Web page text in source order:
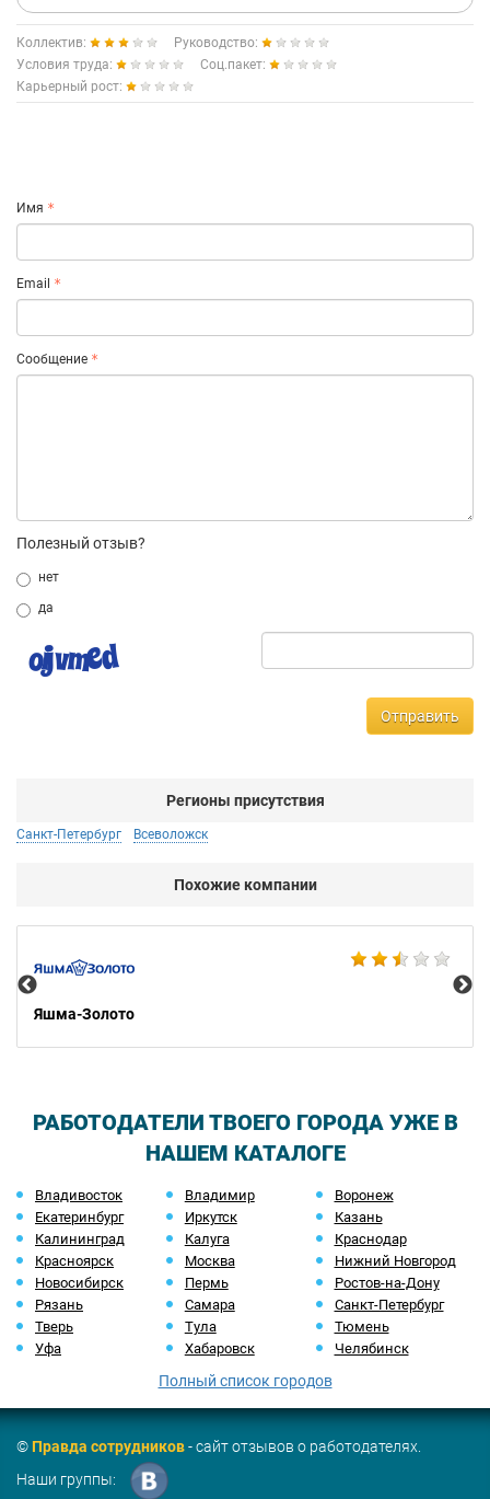
Коллектив:
Руководство:
Условия труда:
Соц.пакет:
Карьерный рост:
Имя
Email
Сообщение
Полезный отзыв?
нет
да
Отправить
Регионы присутствия
Санкт-Петербург Всеволожск
Похожие компании
Яшма-Золото
РАБОТОДАТЕЛИ ТВОЕГО ГОРОДА УЖЕ В
НАШЕМ КАТАЛОГЕ
Владивосток Владимир
Воронеж
Екатеринбург
Иркутск
Казань
Калининград
Калуга
Краснодар
Красноярск
Москва
Нижний Новгород
Новосибирск
Пермь
Ростов-на-Дону
Рязань
Самара
Санкт-Петербург
Тверь
Тула
Тюмень
Уфа
Хабаровск Челябинск
Полный список городов
©Правда сотрудников- сайт отзывов о работодателях.
Наши группы: